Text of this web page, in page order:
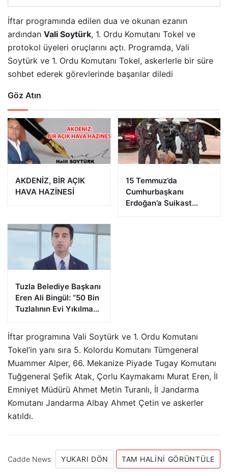
İftar programında edilen dua ve okunan ezanın
ardından Vali Soytürk, 1. Ordu Komutanı Tokel ve
protokol üyeleri oruçlarını açtı. Programda, Vali
Soytürk ve 1. Ordu Komutanı Tokel, askerlerle bir süre
sohbet ederek görevlerinde başarılar diledi
Göz Atın
AKDENİZ, BİR AÇIK
HAVA HAZİNESİ
15 Temmuz’da
Cumhurbaşkanı
Erdoğan’a Suikast
Tuzla Belediye Başkanı
Eren Ali Bingül: “50 Bin
Tuzlalının Evi Yıkılma
İftar programına Vali Soytürk ve 1. Ordu Komutanı
Tokel’in yanı sıra 5. Kolordu Komutanı Tümgeneral
Muammer Alper, 66. Mekanize Piyade Tugay Komutanı
Tuğgeneral Şefik Atak, Çorlu Kaymakamı Murat Eren, İl
Emniyet Müdürü Ahmet Metin Turanlı, İl Jandarma
Komutanı Jandarma Albay Ahmet Çetin ve askerler
katıldı.
Cadde News YUKARI DÖN TAM HALINI GÖRÜNTÜLE